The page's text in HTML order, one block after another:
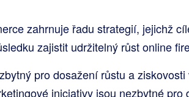
zahrnuje řadu strategií, jejichž
zajistit udržitelný růst online
pro dosažení růstu a
iniciativy jsou nezbytné